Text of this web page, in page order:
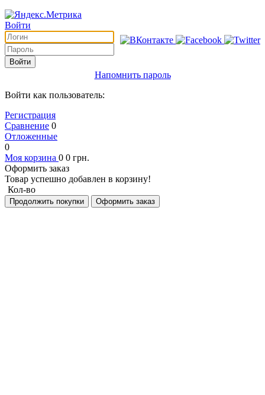
Войти
Войти
Напомнить пароль
Войти как пользователь:
Регистрация
Сравнение 0
Отложенные
0
Моя корзина 0 0 грн.
Оформить заказ
Товар успешно добавлен в корзину!
Кол-во
Продолжить покупки Оформить заказ